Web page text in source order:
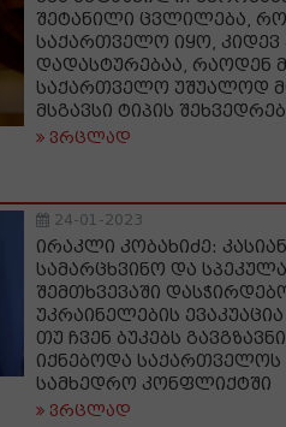
შეტანილი ცვლილება,
საქართველო იყო,
დადასტურებაა, რაოდენ
საქართველო უშუალოდ
მსგავსი ტიპის
ვრცლად
24-01-2023
ირაკლი კობახიძე:
სამარცხვინო და
შემთხვევაში
უკრაინელების
თუ ჩვენ ბუკებს
იქნებოდა
სამხედრო კონფლიქტში
ვრცლად